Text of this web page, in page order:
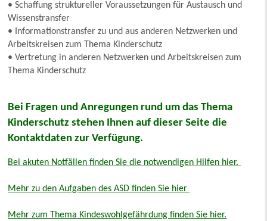
• Schaffung struktureller Voraussetzungen für Austausch und
Wissenstransfer
• Informationstransfer zu und aus anderen Netzwerken und
Arbeitskreisen zum Thema Kinderschutz
• Vertretung in anderen Netzwerken und Arbeitskreisen zum
Thema Kinderschutz
Bei Fragen und Anregungen rund um das Thema
Kinderschutz stehen Ihnen auf dieser Seite die
Kontaktdaten zur Verfügung.
Bei akuten Notfällen finden Sie die notwendigen Hilfen hier.
Mehr zu den Aufgaben des ASD finden Sie hier
Mehr zum Thema Kindeswohlgefährdung finden Sie hier.